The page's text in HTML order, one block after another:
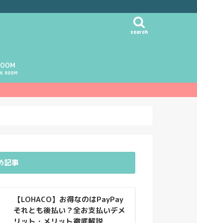
search
ROOM
記事
【LOHACO】お得なのはPayPay
それとも後払い？全お支払いデメ